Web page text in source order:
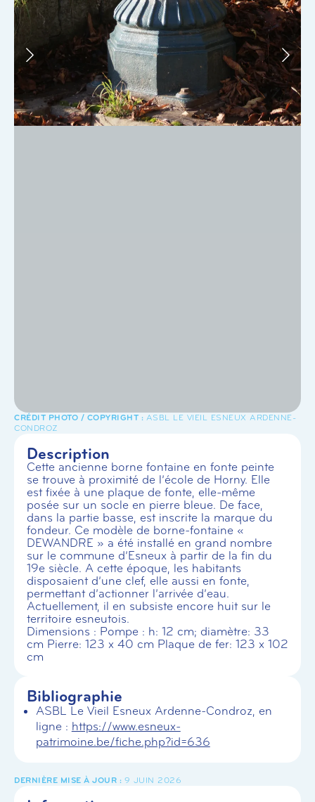
ASBL LE VIEIL ESNEUX ARDENNE-
CONDROZ
Description
Cette ancienne borne fontaine en fonte peinte
se trouve à proximité de l’école de Horny. Elle
est fixée à une plaque de fonte, elle-même
posée sur un socle en pierre bleue. De face,
dans la partie basse, est inscrite la marque du
fondeur. Ce modèle de borne-fontaine «
DEWANDRE » a été installé en grand nombre
sur le commune d’Esneux à partir de la fin du
19e siècle. A cette époque, les habitants
disposaient d’une clef, elle aussi en fonte,
permettant d’actionner l’arrivée d’eau.
Actuellement, il en subsiste encore huit sur le
territoire esneutois.
Dimensions : Pompe : h: 12 cm; diamètre: 33
cm Pierre: 123 x 40 cm Plaque de fer: 123 x 102
cm
Bibliographie
ASBL Le Vieil Esneux Ardenne-Condroz, en
ligne : https://www.esneux-
patrimoine.be/fiche.php?id=636
9 JUIN 2026